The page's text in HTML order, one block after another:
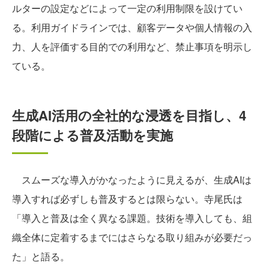
ルターの設定などによって一定の利用制限を設けてい
る。利用ガイドラインでは、顧客データや個人情報の入
力、人を評価する目的での利用など、禁止事項を明示し
ている。
生成AI活用の全社的な浸透を目指し、4
段階による普及活動を実施
スムーズな導入がかなったように見えるが、生成AIは
導入すれば必ずしも普及するとは限らない。寺尾氏は
「導入と普及は全く異なる課題。技術を導入しても、組
織全体に定着するまでにはさらなる取り組みが必要だっ
た」と語る。